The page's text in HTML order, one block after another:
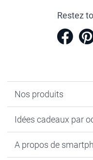
Restez
Nos produits
Calendrier photo &
Tirage photo &
Idées cadeaux par
Anniversaire
A propos de